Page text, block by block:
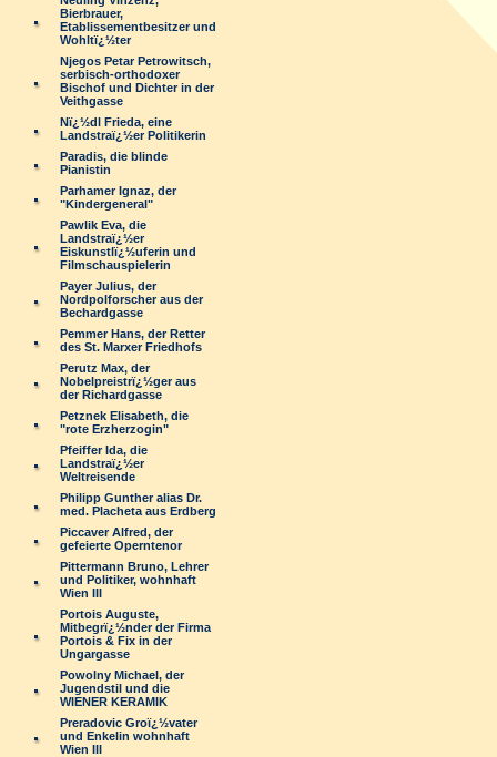
Bierbrauer,
Etablissementbesitzer und
Wohltï¿½ter
Njegos Petar Petrowitsch,
serbisch-orthodoxer
Bischof und Dichter in der
Veithgasse
Nï¿½dl Frieda, eine
Landstraï¿½er Politikerin
Paradis, die blinde
Pianistin
Parhamer Ignaz, der
"Kindergeneral"
Pawlik Eva, die
Landstraï¿½er
Eiskunstlï¿½uferin und
Filmschauspielerin
Payer Julius, der
Nordpolforscher aus der
Bechardgasse
Pemmer Hans, der Retter
des St. Marxer Friedhofs
Perutz Max, der
Nobelpreistrï¿½ger aus
der Richardgasse
Petznek Elisabeth, die
"rote Erzherzogin"
Pfeiffer Ida, die
Landstraï¿½er
Weltreisende
Philipp Gunther alias Dr.
med. Placheta aus Erdberg
Piccaver Alfred, der
gefeierte Operntenor
Pittermann Bruno, Lehrer
und Politiker, wohnhaft
Wien III
Portois Auguste,
Mitbegrï¿½nder der Firma
Portois & Fix in der
Ungargasse
Powolny Michael, der
Jugendstil und die
WIENER KERAMIK
Preradovic Groï¿½vater
und Enkelin wohnhaft
Wien III